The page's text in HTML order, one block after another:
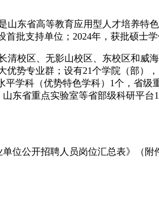
东省高等教育应用型人才培养特
批支持单位；2024年，获批硕士
校区、无影山校区、东校区和威
势专业群；设有21个学院（部）
学科（优势特色学科）1个，省
东省重点实验室等省部级科研平台
位公开招聘人员岗位汇总表》（附